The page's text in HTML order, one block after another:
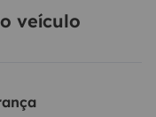
veículo